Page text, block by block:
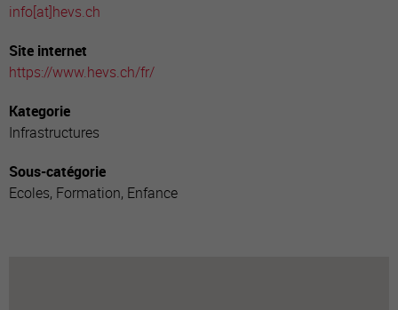
info[at]hevs.ch
Site internet
https://www.hevs.ch/fr/
Kategorie
Infrastructures
Sous-catégorie
Ecoles, Formation, Enfance